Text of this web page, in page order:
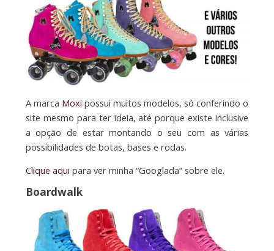
A marca Moxi possui muitos modelos, só conferindo o
site mesmo para ter ideia, até porque existe inclusive
a opção de estar montando o seu com as várias
possibilidades de botas, bases e rodas.
Clique aqui para ver minha “Googlada” sobre ele.
Boardwalk